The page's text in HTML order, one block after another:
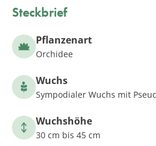
Steckbrief
Pflanzenart
Orchidee
Wuchs
Sympodialer Wuchs mit
Wuchshöhe
30 cm bis 45 cm